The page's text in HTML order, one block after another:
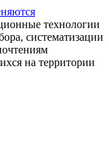
технологии
систематизации
на территории